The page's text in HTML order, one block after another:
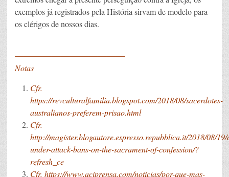
exemplos já registrados pela História sirvam de modelo para
os clérigos de nossos dias.
Notas
Cfr.
https://revculturalfamilia.blogspot.com/2018/08/sacerdotes-
australianos-preferem-prisao.html
Cfr.
http://magister.blogautore.espresso.repubblica.it/2018/08/
under-attack-bans-on-the-sacrament-of-confession/?
refresh_ce
Cfr. https://www.aciprensa.com/noticias/por-que-mas-